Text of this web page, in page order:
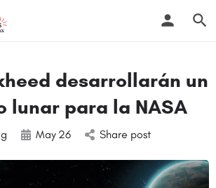
desarrollarán un
lunar para la NASA
May 26 Share post